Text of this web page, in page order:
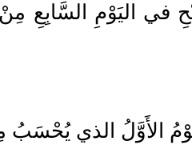
في اليَوْمِ السَّابِعِ